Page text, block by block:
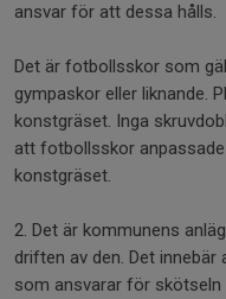
ansvar för att dessa hålls.
Det är fotbollsskor som
gympaskor eller liknande.
konstgräset. Inga
att fotbollsskor
konstgräset.
2. Det är kommunens
driften av den. Det
som ansvarar för skötseln